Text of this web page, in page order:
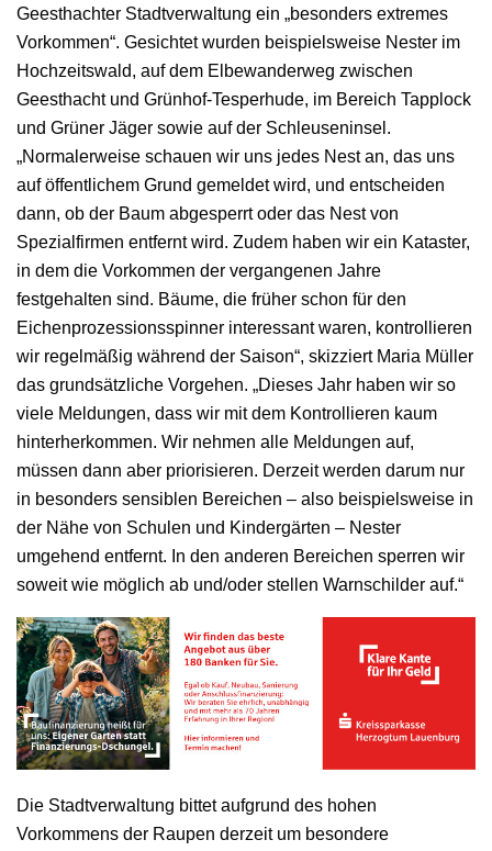
Geesthachter Stadtverwaltung ein „besonders extremes
Vorkommen“. Gesichtet wurden beispielsweise Nester im
Hochzeitswald, auf dem Elbewanderweg zwischen
Geesthacht und Grünhof-Tesperhude, im Bereich Tapplock
und Grüner Jäger sowie auf der Schleuseninsel.
„Normalerweise schauen wir uns jedes Nest an, das uns
auf öffentlichem Grund gemeldet wird, und entscheiden
dann, ob der Baum abgesperrt oder das Nest von
Spezialfirmen entfernt wird. Zudem haben wir ein Kataster,
in dem die Vorkommen der vergangenen Jahre
festgehalten sind. Bäume, die früher schon für den
Eichenprozessionsspinner interessant waren, kontrollieren
wir regelmäßig während der Saison“, skizziert Maria Müller
das grundsätzliche Vorgehen. „Dieses Jahr haben wir so
viele Meldungen, dass wir mit dem Kontrollieren kaum
hinterherkommen. Wir nehmen alle Meldungen auf,
müssen dann aber priorisieren. Derzeit werden darum nur
in besonders sensiblen Bereichen – also beispielsweise in
der Nähe von Schulen und Kindergärten – Nester
umgehend entfernt. In den anderen Bereichen sperren wir
soweit wie möglich ab und/oder stellen Warnschilder auf.“
Die Stadtverwaltung bittet aufgrund des hohen
Vorkommens der Raupen derzeit um besondere